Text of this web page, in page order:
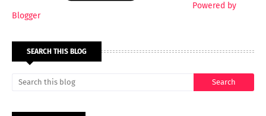
Powered by
Blogger
SEARCH THIS BLOG